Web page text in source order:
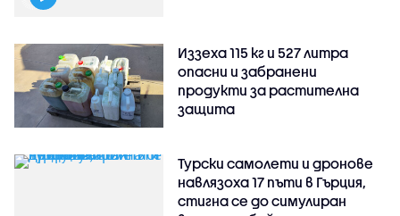
Иззеха 115 кг и 527 литра
опасни и забранени
продукти за растителна
защита
Турски самолети и дронове
навлязоха 17 пъти в Гърция,
стигна се до симулиран